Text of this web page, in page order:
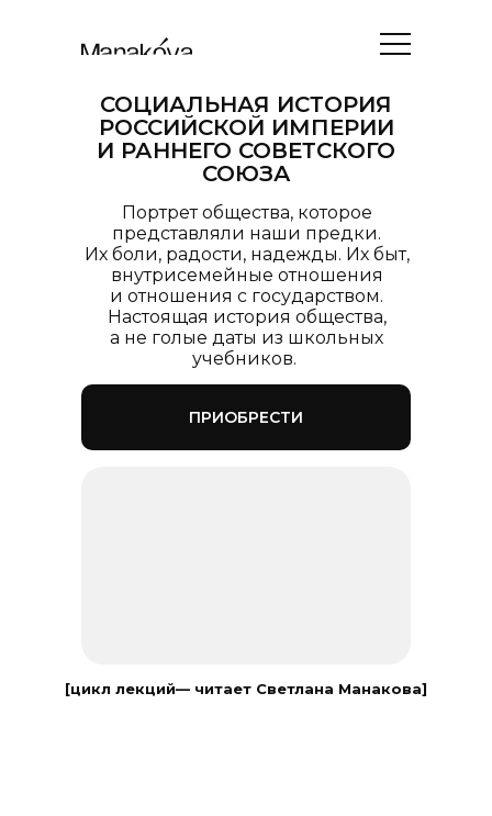
СОЦИАЛЬНАЯ ИСТОРИЯ
РОССИЙСКОЙ ИМПЕРИИ
И РАННЕГО СОВЕТСКОГО
СОЮЗА
[цикл лекций— читает Светлана Манакова]
Портрет общества, которое
представляли наши предки.
Их боли, радости, надежды. Их быт,
внутрисемейные отношения
и отношения с государством.
Настоящая история общества,
а не голые даты из школьных
учебников.
ПРИОБРЕСТИ